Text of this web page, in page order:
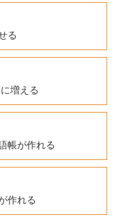
る
増える
帳が作れる
作れる